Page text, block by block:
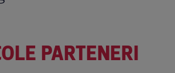
PARTENERI